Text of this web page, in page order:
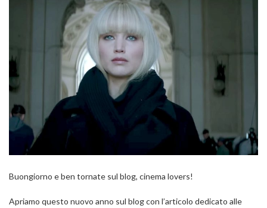
Buongiorno e ben tornate sul blog, cinema lovers!
Apriamo questo nuovo anno sul blog con l’articolo dedicato alle